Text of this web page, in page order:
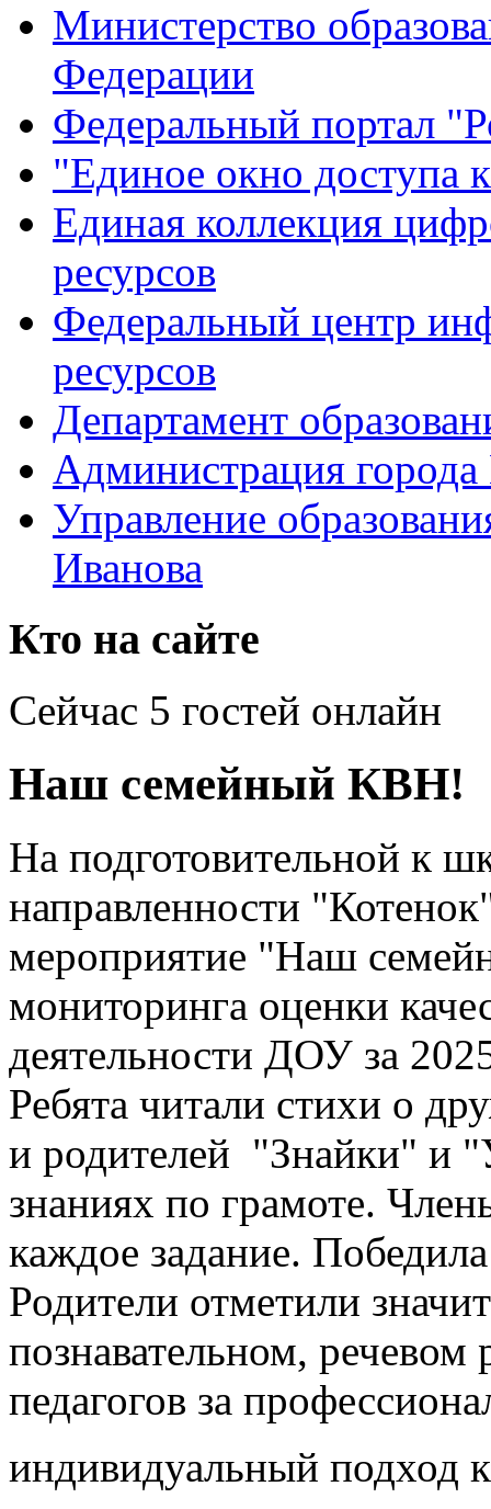
Министерство
Федерации
Федеральный портал
"Единое окно доступа
Единая коллекция
ресурсов
Федеральный центр
ресурсов
Департамент
Администрация города
Управление
Иванова
Кто на сайте
Сейчас 5 гостей онлайн
Наш семейный КВН!
На подготовительной к
направленности
мероприятие "Наш
мониторинга оценки
деятельности ДОУ за
Ребята читали стихи о
и родителей "Знайки" и
знаниях по грамоте.
каждое задание.
Родители отметили
познавательном, речевом
педагогов за
индивидуальный подход